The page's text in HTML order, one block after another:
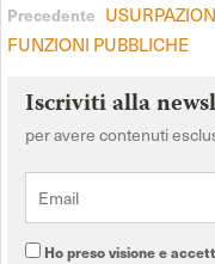
Precedente
FUNZIONI PUBBLICHE
Iscriviti alla
per avere contenuti
Ho preso visione e